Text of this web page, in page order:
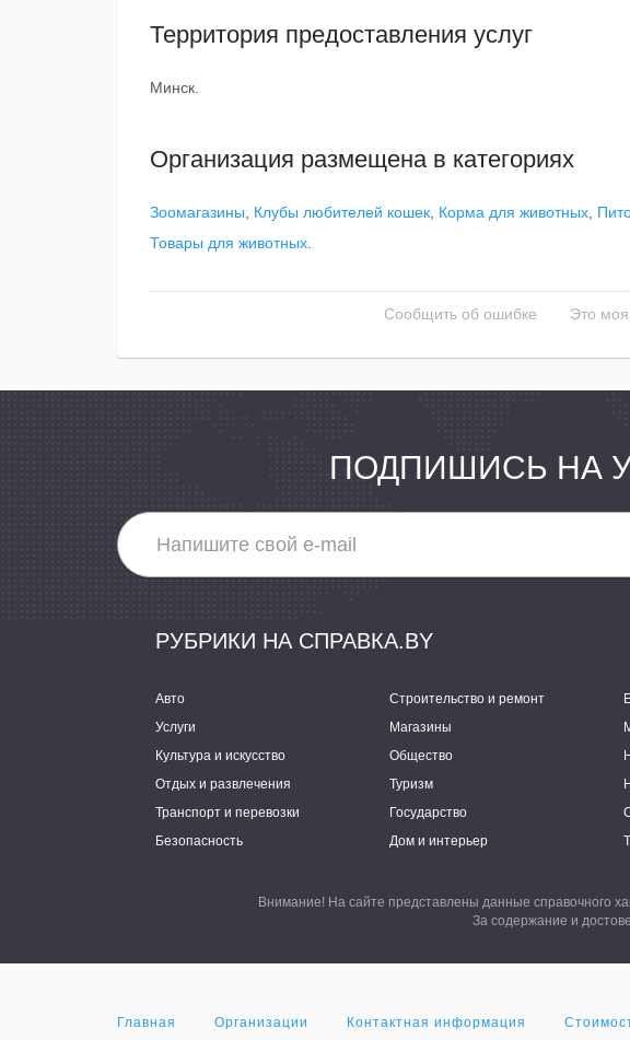
Территория предоставления услуг
Минск.
Организация размещена в категориях
Зоомагазины Клубы любителей кошек Корма для животных
Товары для животных
Сообщить об ошибке Это моя
ПОДПИШИСЬ НА
РУБРИКИ НА СПРАВКА.BY
Авто Строительство и ремонт
Услуги
Магазины
Культура и искусство
Общество
Отдых и развлечения
Туризм
Транспорт и перевозки
Государство
Безопасность
Дом и интерьер
Внимание! На сайте представлены данные справочного
За содержание и
Главная Организации Контактная информация